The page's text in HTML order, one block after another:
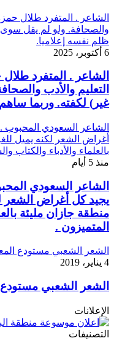
الشاعر . المتفرد طلال
والصحافة. ولو لم يقل
ظلم نفسه إعلاميا.
6 أكتوبر، 2025
الشاعر . المتفرد
التعليم والأدب
غير) لكفته. وربما
الشاعر السعودي
أغراض الشعر لكنه يميل
بالعلماء والأدباء والكتاب
منذ 5 أيام
الشاعر السعودي
يجيد كل أغراض الشعر
منطقة جازان مليئة
المتميزون .
الشعر الشعبي مستودع
4 يناير، 2019
الشعر الشعبي
الإعلانات
التصنيفات